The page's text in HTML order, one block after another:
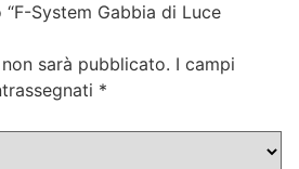
System Gabbia di Luce
sarà pubblicato. I campi
*